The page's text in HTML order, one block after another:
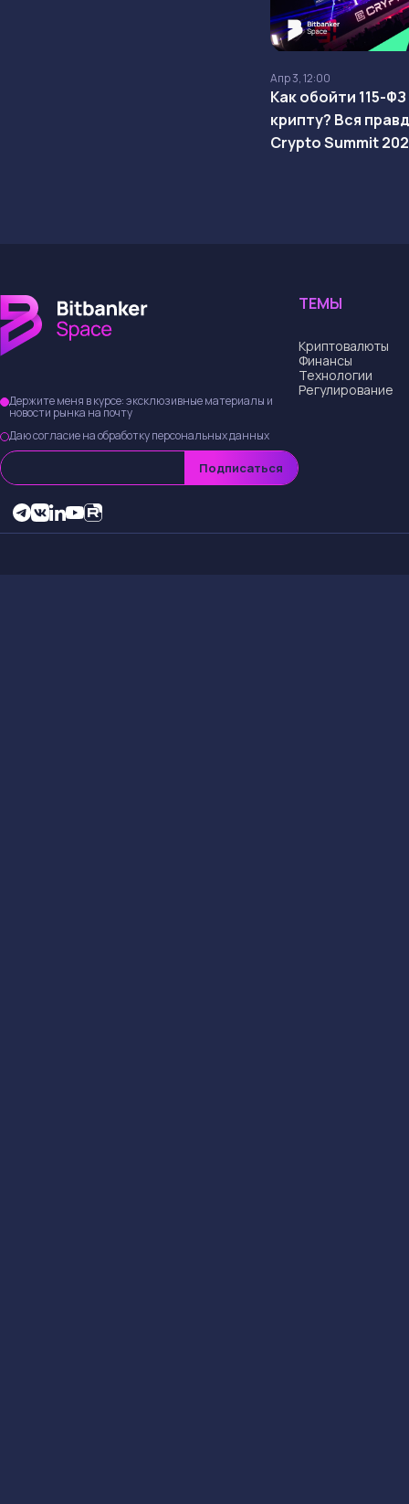
Апр 3, 12:00
Как обойти 115-
крипту? Вся
Crypto Summit
Держите меня в курсе: эксклюзивные материалы и
новости рынка на почту
Даю согласие на обработку персональных данных
Подписаться
ТЕМЫ
Криптовалюты
Финансы
Технологии
Регулирование